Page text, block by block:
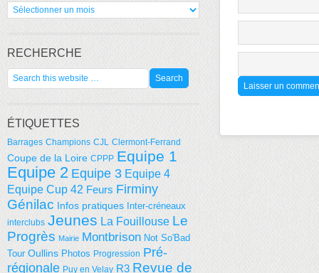
Archives
RECHERCHE
ÉTIQUETTES
Barrages Champions CJL Clermont-Ferrand
Coupe de la Loire CPPP Equipe 1
Equipe 2 Equipe 3 Equipe 4
Equipe Cup 42 Feurs Firminy
Génilac Infos pratiques Inter-créneaux
interclubs Jeunes La Fouillouse Le
Progrès Mairie Montbrison Not So'Bad
Tour Oullins Photos Progression Pré-
régionale Puy en Velay R3 Revue de